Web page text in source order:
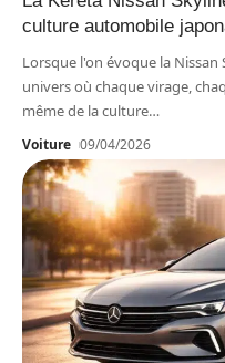
culture automobile
Lorsque l'on évoque la Nissan
univers où chaque virage,
même de la culture…
Voiture 09/04/2026